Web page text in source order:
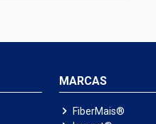
MARCAS
FiberMais®